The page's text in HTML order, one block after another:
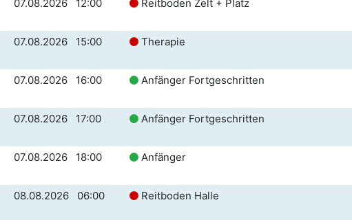
07.08.2026 12:00
Reitboden Zelt + Platz
07.08.2026 15:00
Therapie
07.08.2026 16:00
Anfänger Fortgeschritten
07.08.2026 17:00
Anfänger Fortgeschritten
07.08.2026 18:00
Anfänger
08.08.2026 06:00
Reitboden Halle